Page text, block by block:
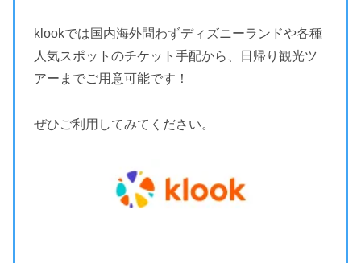
klookでは国内海外問わずディズニーランドや各種
人気スポットのチケット手配から、日帰り観光ツ
アーまでご用意可能です！
ぜひご利用してみてください。